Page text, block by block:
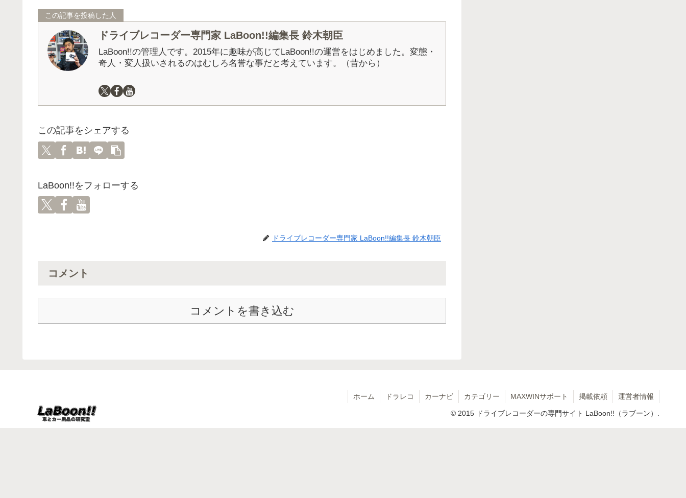
この記事を投稿した人
ドライブレコーダー専門家 LaBoon!!編集長 鈴木朝臣
LaBoon!!の管理人です。2015年に趣味が高じてLaBoon!!の運営をはじめました。変態・
奇人・変人扱いされるのはむしろ名誉な事だと考えています。（昔から）
この記事をシェアする
LaBoon!!をフォローする
ドライブレコーダー専門家 LaBoon!!編集長 鈴木朝臣
コメント
コメントを書き込む
ホーム ドラレコ カーナビ カテゴリー MAXWINサポート 掲載依頼 運営者情報
© 2015 ドライブレコーダーの専門サイト LaBoon!!（ラブーン）.